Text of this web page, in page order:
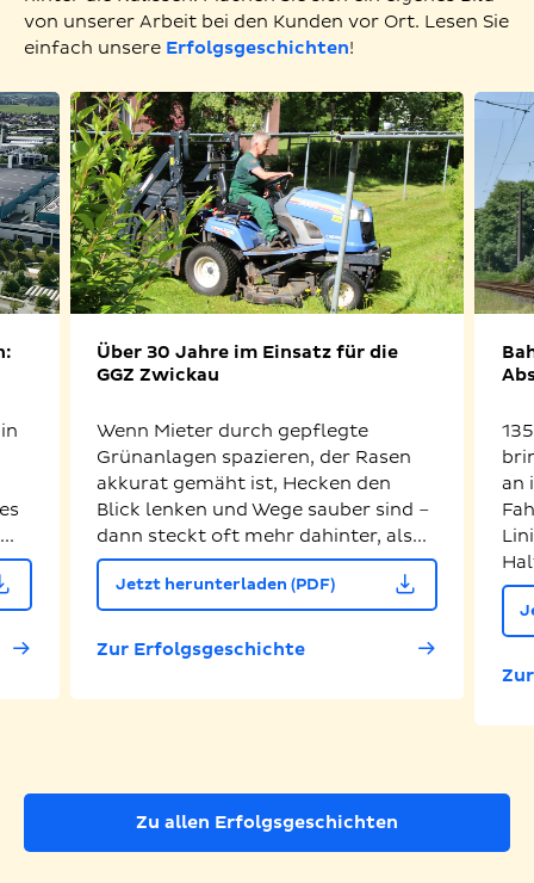
von unserer Arbeit bei den Kunden vor Ort. Lesen Sie
einfach unsere Erfolgsgeschichten!
Über 30 Jahre im Einsatz für die
GGZ Zwickau
Wenn Mieter durch gepflegte
Grünanlagen spazieren, der Rasen
akkurat gemäht ist, Hecken den
Blick lenken und Wege sauber sind –
dann steckt oft mehr dahinter, als...
Jetzt herunterladen (PDF)
Zur Erfolgsgeschichte
an
Zu allen Erfolgsgeschichten